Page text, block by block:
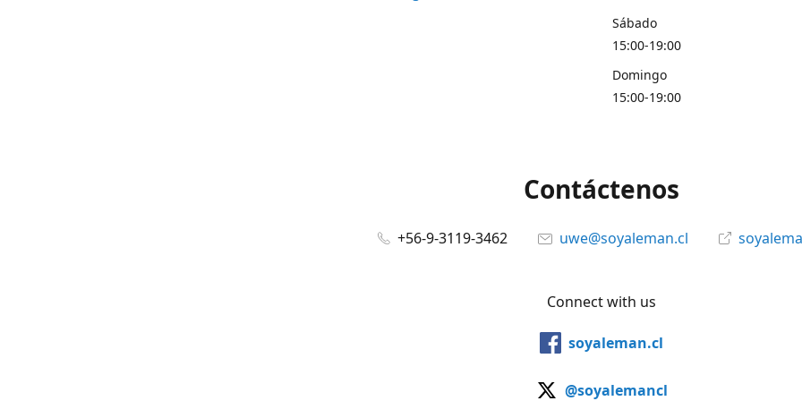
Sábado
15:00-19:00
Domingo
15:00-19:00
Contáctenos
+56-9-3119-3462 uwe@soyaleman.cl
Connect with us
soyaleman.cl
@soyalemancl